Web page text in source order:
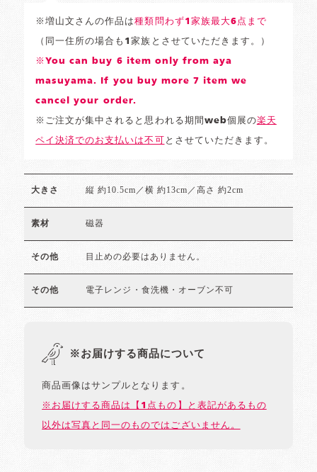
※増山文さんの作品は種類問わず1家族最大6点まで
（同一住所の場合も1家族とさせていただきます。）
※You can buy 6 item only from aya
masuyama. If you buy more 7 item we
cancel your order.
※ご注文が集中されると思われる期間web個展の楽天
ペイ決済でのお支払いは不可 とさせていただきます。
大きさ 縦 約10.5cm／横 約13cm／高さ 約2cm
素材 磁器
その他 目止めの必要はありません。
その他 電子レンジ・食洗機・オーブン不可
※お届けする商品について
商品画像はサンプルとなります。
※お届けする商品は【1点もの】と表記があるもの
以外は写真と同一のものではございません。